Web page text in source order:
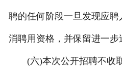
聘的任何阶段一旦发现应
消聘用资格，并保留进一
(六)本次公开招聘不收取